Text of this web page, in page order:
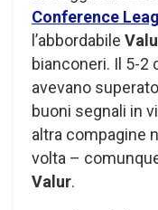
Conference
l’abbordabile
bianconeri. Il 5-2
avevano
buoni segnali in
altra compagine
volta –
Valur.